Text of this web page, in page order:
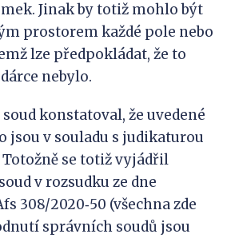
Jinak by totiž mohlo být
prostorem každé pole nebo
lze předpokládat, že to
nebylo.
konstatoval, že uvedené
jsou v souladu s judikaturou
se totiž vyjádřil
v rozsudku ze dne
308/2020‑50 (všechna zde
správních soudů jsou